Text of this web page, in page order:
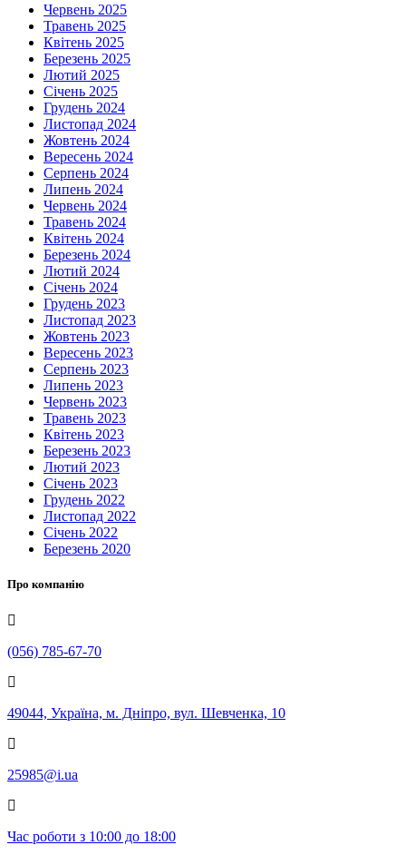
Червень 2025
Травень 2025
Квітень 2025
Березень 2025
Лютий 2025
Січень 2025
Грудень 2024
Листопад 2024
Жовтень 2024
Вересень 2024
Серпень 2024
Липень 2024
Червень 2024
Травень 2024
Квітень 2024
Березень 2024
Лютий 2024
Січень 2024
Грудень 2023
Листопад 2023
Жовтень 2023
Вересень 2023
Серпень 2023
Липень 2023
Червень 2023
Травень 2023
Квітень 2023
Березень 2023
Лютий 2023
Січень 2023
Грудень 2022
Листопад 2022
Січень 2022
Березень 2020
Про компанію
(056) 785-67-70
49044, Україна, м. Дніпро, вул. Шевченка, 10
25985@i.ua
Час роботи з 10:00 до 18:00